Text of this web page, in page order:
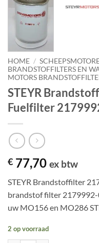
HOME /
BRANDSTOFFILTERS EN
MOTORS
STEYR
Fuelfilter
€ 77,70 ex btw
STEYR Brandstoffilter
brandstof filter
uw MO156 en MO286
2 op voorraad